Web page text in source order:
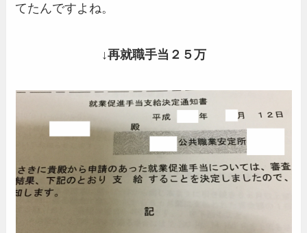
てたんですよね。
↓再就職手当２５万